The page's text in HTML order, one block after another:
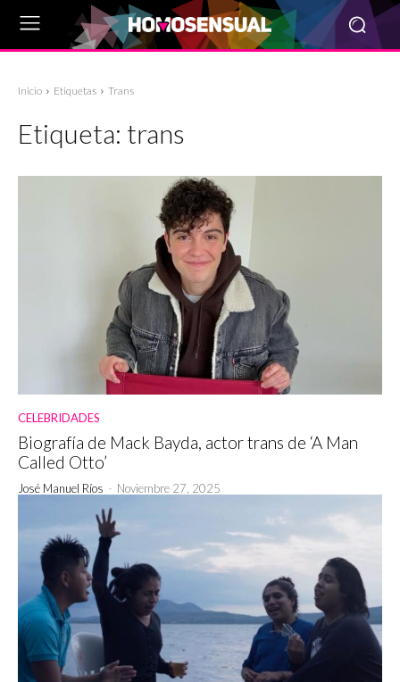
Inicio Etiquetas Trans
Etiqueta: trans
CELEBRIDADES
Biografía de Mack Bayda, actor trans de ‘A Man
Called Otto’
José Manuel Ríos - Noviembre 27, 2025